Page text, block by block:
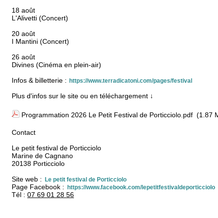
18 août
L'Alivetti (Concert)
20 août
I Mantini (Concert)
26 août
Divines (Cinéma en plein-air)
Infos & billetterie : https://www.terradicatoni.com/pages/festival
Plus d'infos sur le site ou en téléchargement ↓
Programmation 2026 Le Petit Festival de Porticciolo.pdf (1.87
Contact
Le petit festival de Porticciolo
Marine de Cagnano
20138 Porticciolo
Site web : Le petit festival de Porticciolo
Page Facebook : https://www.facebook.com/lepetitfestivaldeporticciolo
Tél : 07 69 01 28 56